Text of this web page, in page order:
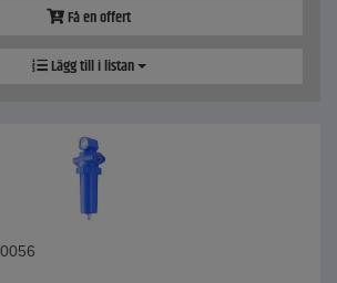
Få en offert
Lägg till i listan